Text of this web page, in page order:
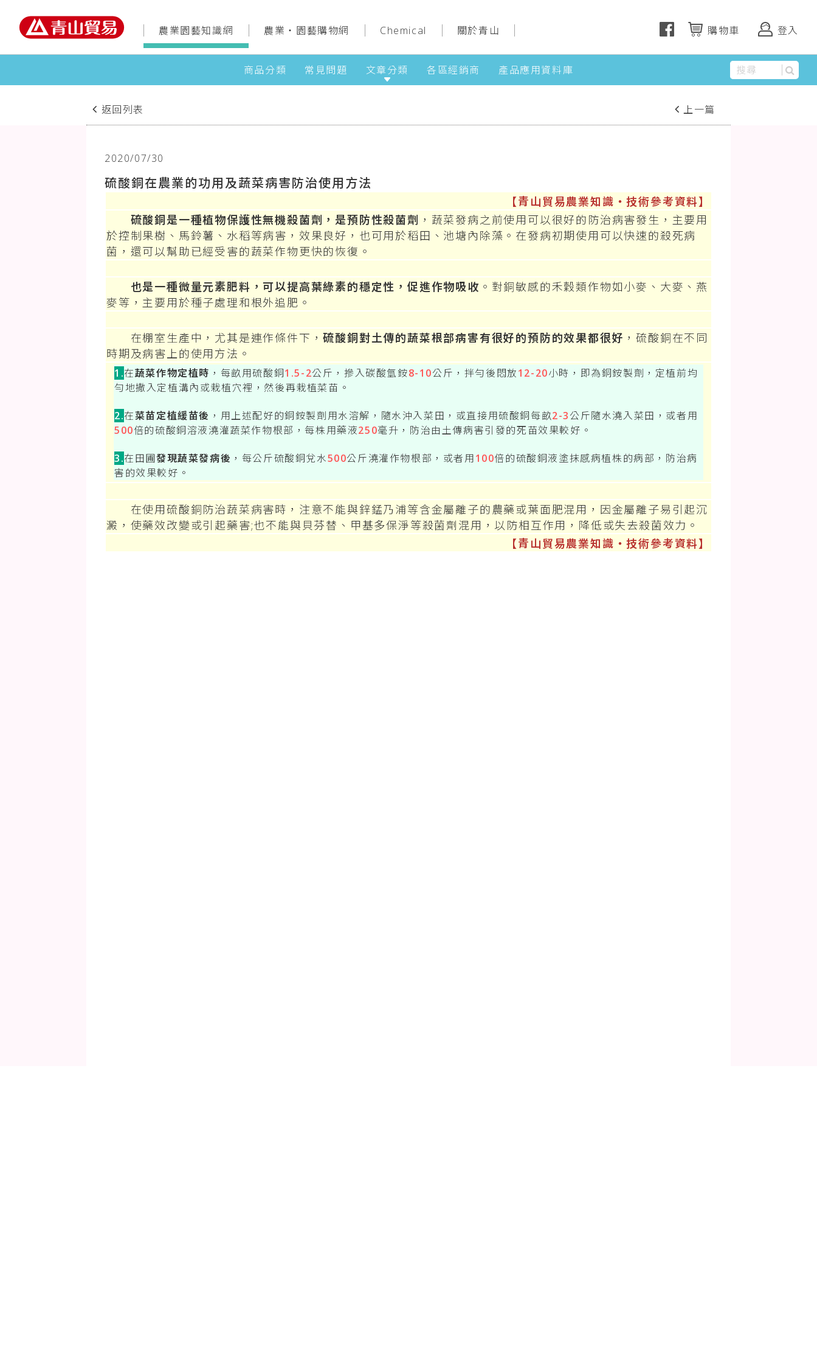
農業園藝知識網 農業‧園藝購物網 Chemical 關於青山 購物車 登入
商品分類 常見問題 文章分類 各區經銷商 產品應用資料庫
返回列表 下一篇
2020/07/30
硫酸銅在農業的功用及蔬菜病害防治使用方法
【青山貿易農業知識‧技術參考資料】
硫酸銅是一種植物保護性無機殺菌劑，是預防性殺菌劑 ，蔬菜發病之前使用可以很好的防治病害發生，主要用
於控制果樹、馬鈴薯、水稻等病害，效果良好，也可用於稻田、池塘內除藻。在發病初期使用可以快速的殺死病
菌，還可以幫助已經受害的蔬菜作物更快的恢復。
也是一種微量元素肥料，可以提高葉綠素的穩定性，促進作物吸收 。對銅敏感的禾穀類作物如小麥、大麥、燕
麥等，主要用於種子處理和根外追肥。
在棚室生產中，尤其是連作條件下，硫酸銅對土傳的蔬菜根部病害有很好的預防的效果都很好 ，硫酸銅在不同
時期及病害上的使用方法。
1.在蔬菜作物定植時 ，每畝用硫酸銅1.5-2公斤，摻入碳酸氫銨8-10公斤，拌勻後悶放12-20小時，即為銅銨製劑，定植前均
勻地撒入定植溝內或栽植穴裡，然後再栽植菜苗。
2.在菜苗定植緩苗後 ，用上述配好的銅銨製劑用水溶解，隨水沖入菜田，或直接用硫酸銅每畝2-3公斤隨水澆入菜田，或者用
500倍的硫酸銅溶液澆灌蔬菜作物根部，每株用藥液250毫升，防治由土傳病害引發的死苗效果較好。
3.在田圃發現蔬菜發病後 ，每公斤硫酸銅兌水500公斤澆灌作物根部，或者用100倍的硫酸銅液塗抹感病植株的病部，防治病
害的效果較好。
在使用硫酸銅防治蔬菜病害時，注意不能與鋅錳乃浦等含金屬離子的農藥或葉面肥混用，因金屬離子易引起沉
澱，使藥效改變或引起藥害;也不能與貝芬替、甲基多保淨等殺菌劑混用，以防相互作用，降低或失去殺菌效力。
【青山貿易農業知識‧技術參考資料】